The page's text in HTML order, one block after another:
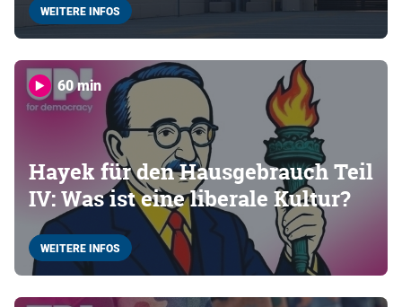
WEITERE INFOS
60 min
Hayek für den Hausgebrauch Teil
IV: Was ist eine liberale Kultur?
WEITERE INFOS